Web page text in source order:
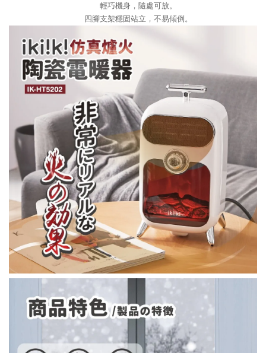
輕巧機身，隨處可放。
四腳支架穩固站立，不易傾倒。